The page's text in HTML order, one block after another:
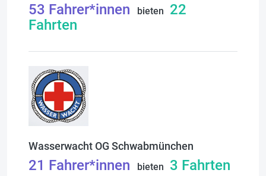
53 Fahrer*innen bieten
22
Fahrten
Wasserwacht OG Schwabmünchen
21 Fahrer*innen bieten 3 Fahrten